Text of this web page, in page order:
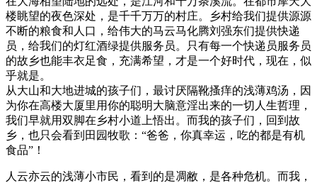
楼眺望的夜色深处，是千千万万的村庄。乡村给我们提供源源
不断的粮食和人口，给伟大的马云马化腾刘强东们提供快递
员，给我们的灯红酒绿提供服务员。只有每一个快递员服务员
的故乡也能丰衣足食，充满希望，才是一个好时代，现在，似
乎就是。
从大山和大地进城的孩子们，最讨厌隔靴搔痒的浅薄鸡汤，因
为你在高楼大厦里用你的聪明大脑意淫出来的一切人生哲理，
我们早就用双脚在乡村小道上悟出。而我的孩子们，回到故
乡，也只会看到田园牧歌：“爸爸，你真幸运，吃的都是有机
食品”！
人云亦云的浅薄小市民，看到的是凋敝，是各种危机。而我，